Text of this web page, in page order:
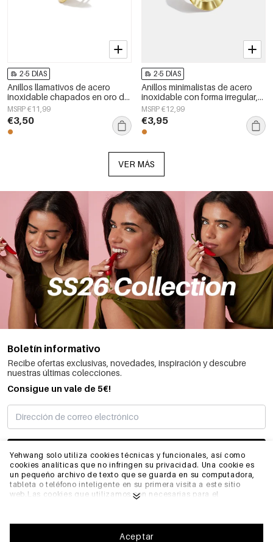
Yehwang solo utiliza cookies técnicas y funcionales, así como
cookies analíticas que no infringen su privacidad. Una cookie es
un pequeño archivo de texto que se guarda en su computadora,
tableta o teléfono inteligente en su primera visita a este sitio
web.Las cookies que utilizamos son necesarias para el
por ejemplo, sus preferencias. También nos permiten optimizar
nuestro sitio web.Para garantizar una buena experiencia de
Aceptar
2-5 DÍAS
Anillos llamativos de acero
inoxidable chapados en oro de
14 quilates con forma de
corazón, de la serie Simple Daily
Simple para mujer.
MSRP €11,99
€3,50
2-5 DÍAS
Anillos minimalistas de acero
inoxidable con forma irregular,
sencillos para uso diario, de la
serie Simple. Joyería para mujer.
MSRP €12,99
€3,95
VER MÁS
Boletín informativo
Recibe ofertas exclusivas, novedades, inspiración y descubre
nuestras últimas colecciones.
Consigue un vale de 5€!
SUSCRIBIRME
INFORMACIÓN